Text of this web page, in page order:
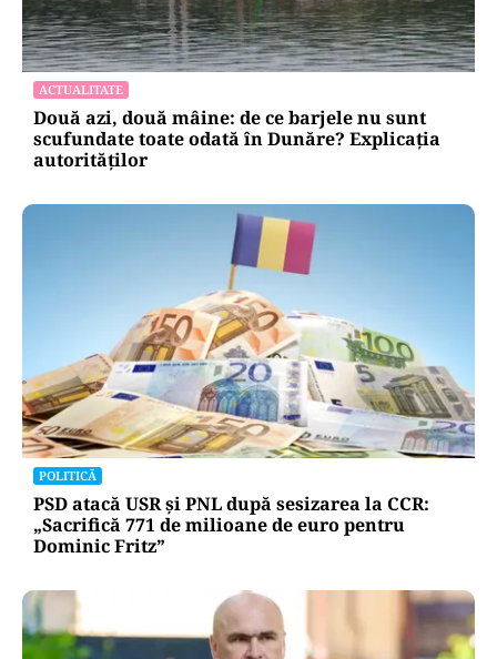
ACTUALITATE
Două azi, două mâine: de ce barjele nu sunt
scufundate toate odată în Dunăre? Explicația
autorităților
POLITICĂ
PSD atacă USR și PNL după sesizarea la CCR:
„Sacrifică 771 de milioane de euro pentru
Dominic Fritz”